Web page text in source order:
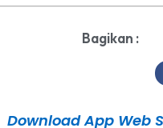
Bagikan :
Download App Web